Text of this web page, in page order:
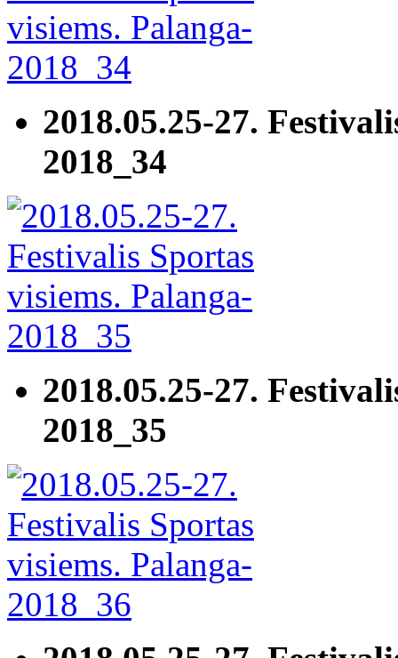
2018.05.25-27.
2018_34
2018.05.25-27.
2018_35